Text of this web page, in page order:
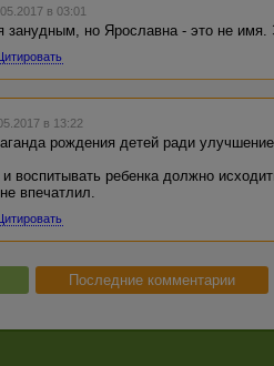
в 03:01
занудным, но Ярославна - это не имя.
в 13:22
рождения детей ради
воспитывать ребенка должно
впечатлил.
Цитировать
Последние комментарии